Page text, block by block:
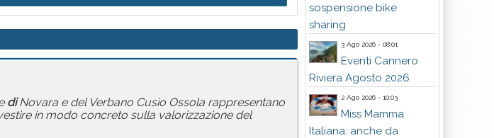
diNovara e del Verbano Cusio Ossola rappresentano
in modo concreto sulla valorizzazione del
sospensione bike
sharing
3 Ago 2026 - 08:01
Eventi Cannero
Riviera Agosto 2026
2 Ago 2026 - 10:03
Miss Mamma
Italiana: anche da